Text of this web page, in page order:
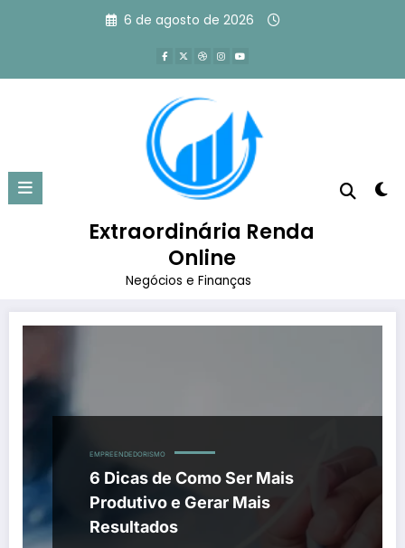
6 de agosto de 2026
Extraordinária Renda
Online
Negócios e Finanças
Tag: como ser mais produtivo na
empresa
Página inicial como ser mais produtivo na empresa
EMPREENDEDORISMO
6 Dicas de Como Ser Mais
Produtivo e Gerar Mais
Resultados